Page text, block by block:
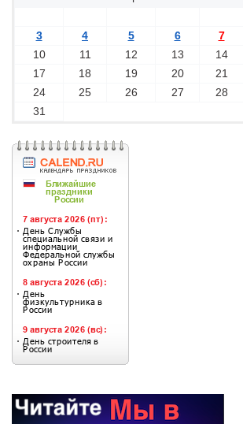
3
4 5 6 7
10
11 12 13 14
17
18 19 20 21
24
25 26 27 28
31